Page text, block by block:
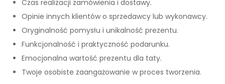
Czas realizacji zamówienia i dostawy.
Opinie innych klientów o sprzedawcy lub wykonawcy.
Oryginalność pomysłu i unikalność prezentu.
Funkcjonalność i praktyczność podarunku.
Emocjonalna wartość prezentu dla taty.
Twoje osobiste zaangażowanie w proces tworzenia.